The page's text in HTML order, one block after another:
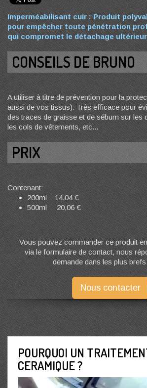
Imperméabilisant cuir : Produit
pour empêcher toute pénétration
qui compromet le détachage
CONSEILS DE BRUNO
A utiliser à titre de prévention pour la
aussi de vos tissus). Très efficace pour
des traces de graisse et de sébum sur les
les cols de vêtements, etc...
PRIX
Contenant:
200ml 14,04 €
500ml 20,06 €
Vous pouvez commander ce produit
via le formulaire de contact, nous
demande dans les plus
Nous contacter
POURQUOI UN
CERAMIQUE ?
Lecteur